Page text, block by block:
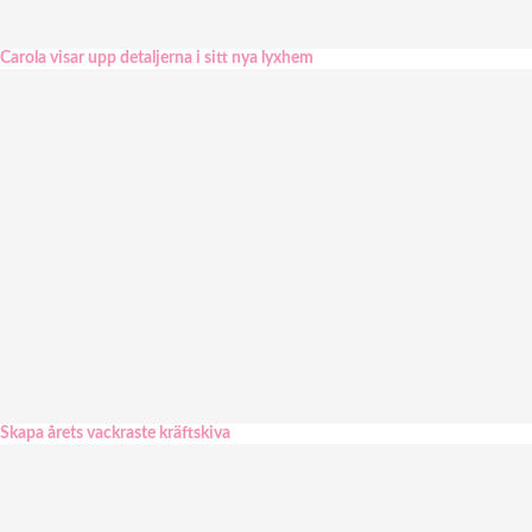
Carola visar upp detaljerna i sitt nya lyxhem
Skapa årets vackraste kräftskiva